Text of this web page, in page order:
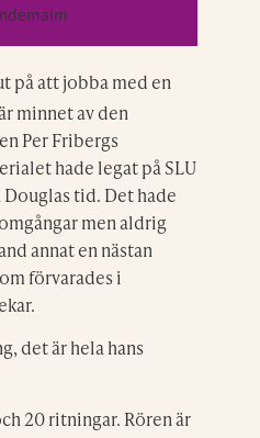
på att jobba med en
minnet av den
Per Fribergs
hade legat på SLU
Douglas tid. Det hade
men aldrig
annat en nästan
förvarades i
det är hela hans
20 ritningar. Rören är